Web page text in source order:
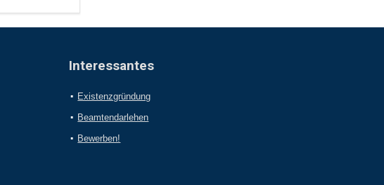
Interessantes
Existenzgründung
Beamtendarlehen
Bewerben!